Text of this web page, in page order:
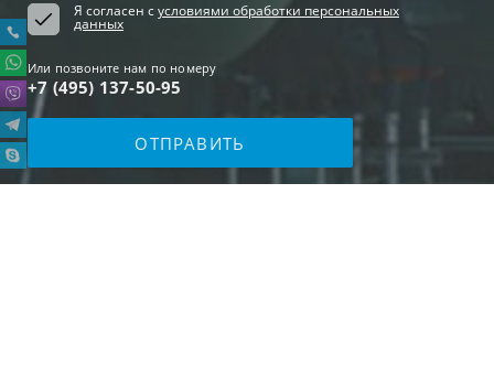
Я согласен сусловиями обработки персональных
данных
Или позвоните нам по номеру
+7 (495) 137-50-95